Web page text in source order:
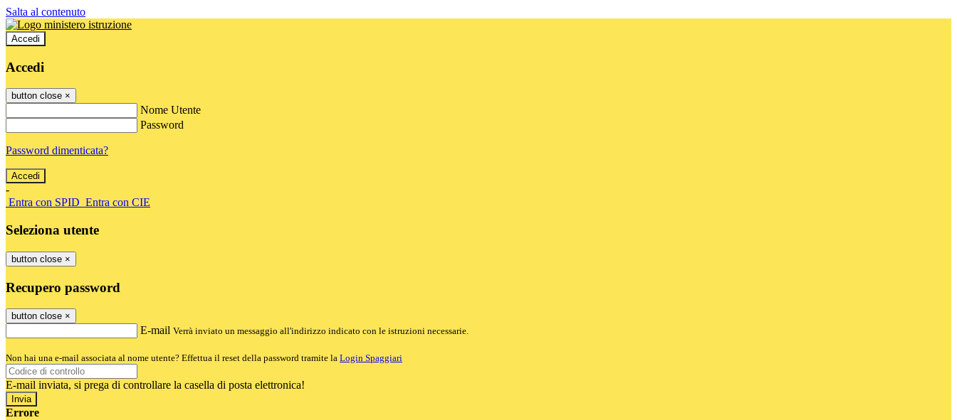
Salta al contenuto
Accedi
Accedi
button close ×
Nome Utente
Password
Password dimenticata?
-
Entra con SPID Entra con CIE
Seleziona utente
button close ×
Recupero password
button close ×
E-mail Verrà inviato un messaggio all'indirizzo indicato con le istruzioni necessarie.
Non hai una e-mail associata al nome utente? Effettua il reset della password tramite la Login Spaggiari
E-mail inviata, si prega di controllare la casella di posta elettronica!
Errore